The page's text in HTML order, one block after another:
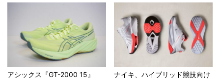
アシックス『GT-2000 15』
ナイキ、ハイブリッド競技向け